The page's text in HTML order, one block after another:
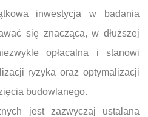
inwestycja w badania
się znacząca, w dłuższej
opłacalna i stanowi
ryzyka oraz optymalizacji
budowlanego.
jest zazwyczaj ustalana